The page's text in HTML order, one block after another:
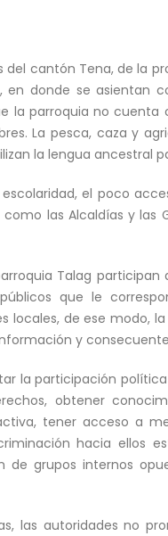
del cantón Tena, de la
donde se asientan
la parroquia no
La pesca, caza y
la lengua ancestral
el poco
las Alcaldías y
Talag
que le
de ese modo,
y
la participación
obtener
tener acceso a
hacia ellos
de grupos internos
las autoridades no